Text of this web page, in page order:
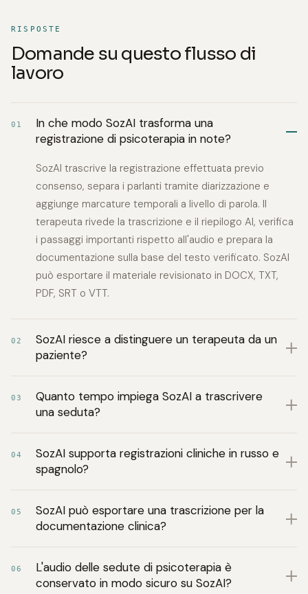
RISPOSTE
Domande su questo flusso di
lavoro
01
In che modo SozAI trasforma una
registrazione di psicoterapia in note?
SozAI trascrive la registrazione effettuata previo
consenso, separa i parlanti tramite diarizzazione e
aggiunge marcature temporali a livello di parola. Il
terapeuta rivede la trascrizione e il riepilogo AI, verifica
i passaggi importanti rispetto all'audio e prepara la
documentazione sulla base del testo verificato. SozAI
può esportare il materiale revisionato in DOCX, TXT,
PDF, SRT o VTT.
02
SozAI riesce a distinguere un terapeuta da un
paziente?
03
Quanto tempo impiega SozAI a trascrivere
una seduta?
04
SozAI supporta registrazioni cliniche in russo e
spagnolo?
05
SozAI può esportare una trascrizione per la
documentazione clinica?
06
L'audio delle sedute di psicoterapia è
conservato in modo sicuro su SozAI?